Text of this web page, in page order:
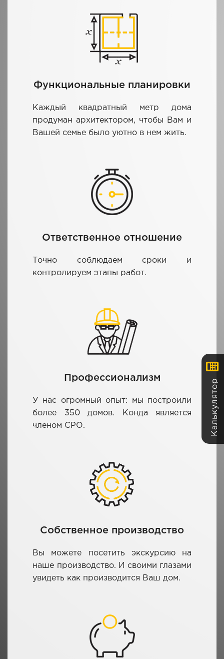
Функциональные планировки
Каждый квадратный метр дома
продуман архитектором, чтобы Вам и
Вашей семье было уютно в нем жить.
Ответственное отношение
Точно соблюдаем сроки и
контролируем этапы работ.
Профессионализм
У нас огромный опыт: мы построили
более 350 домов. Конда является
членом СРО.
Собственное производство
Вы можете посетить экскурсию на
наше производство. И своими глазами
увидеть как производится Ваш дом.
Калькулятор